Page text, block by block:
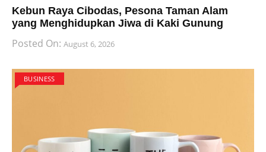
Kebun Raya Cibodas, Pesona Taman Alam
yang Menghidupkan Jiwa di Kaki Gunung
Posted On: August 6, 2026
BUSINESS